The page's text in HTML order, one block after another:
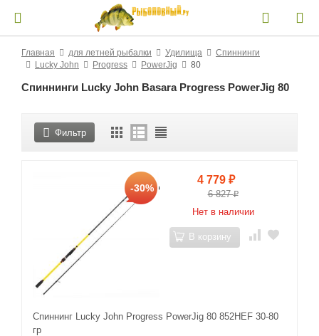
Главная для летней рыбалки Удилища
Спиннинги
Lucky John
Progress PowerJig 80
Спиннинги Lucky John Basara Progress PowerJig 80
Фильтр
-30%
Спиннинг Lucky John Progress PowerJig 80 852HEF 30-80
гр
4 779 ₽
6 827₽
Нет в наличии
В корзину